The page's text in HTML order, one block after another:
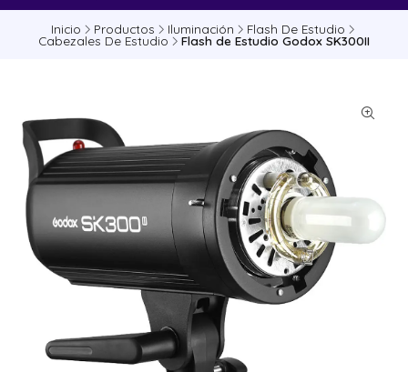
Inicio Productos Iluminación Flash De Estudio
Cabezales De Estudio Flash de Estudio Godox SK300II